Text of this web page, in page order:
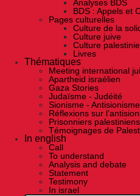
Analyses BDS
BDS : Appels et
Pages culturelles
Culture de la
Culture juive
Culture
Livres
Thématiques
Meeting international
Apartheid israélien
Gaza Stories
Judaïsme - Judéité
Sionisme - Antisionisme
Réflexions sur
Prisonniers palestiniens
Témoignages de
In english
Call
To understand
Analysis and debate
Statement
Testimony
In israel